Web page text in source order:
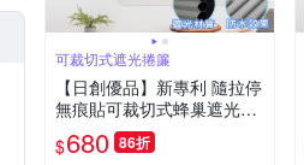
可裁切式遮光捲簾
【日創優品】新專利 隨拉停
無痕貼可裁切式蜂巢遮光捲
簾74*163(蜂巢捲簾/遮光簾/
百摺簾/窗簾/門簾)
$680 86折